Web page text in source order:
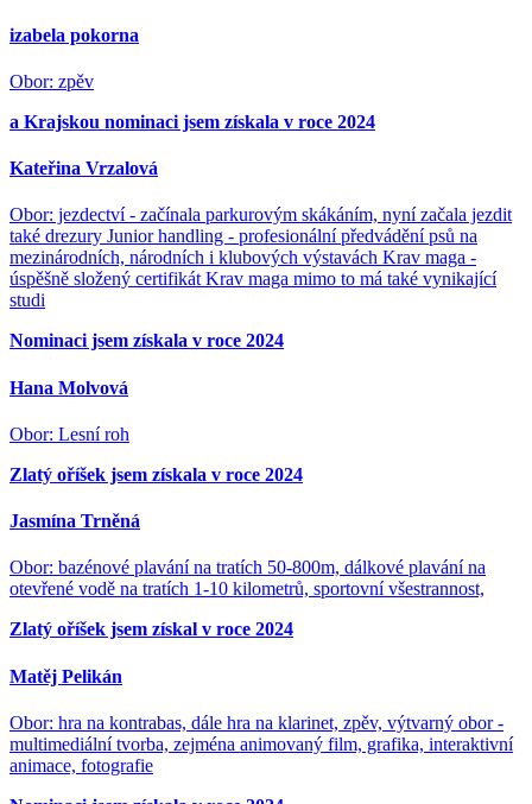
izabela pokorna
Obor: zpěv
a Krajskou nominaci jsem získala v roce 2024
Kateřina Vrzalová
Obor: jezdectví - začínala parkurovým skákáním, nyní začala jezdit
také drezury Junior handling - profesionální předvádění psů na
mezinárodních, národních i klubových výstavách Krav maga -
úspěšně složený certifikát Krav maga mimo to má také vynikající
studi
Nominaci jsem získala v roce 2024
Hana Molvová
Obor: Lesní roh
Zlatý oříšek jsem získala v roce 2024
Jasmína Trněná
Obor: bazénové plavání na tratích 50-800m, dálkové plavání na
otevřené vodě na tratích 1-10 kilometrů, sportovní všestrannost,
Zlatý oříšek jsem získal v roce 2024
Matěj Pelikán
Obor: hra na kontrabas, dále hra na klarinet, zpěv, výtvarný obor -
multimediální tvorba, zejména animovaný film, grafika, interaktivní
animace, fotografie